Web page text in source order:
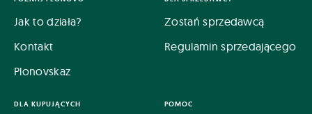
Jak to działa?
Kontakt
Plonovskaz
Zostań sprzedawcą
Regulamin sprzedającego
DLA KUPUJĄCYCH POMOC